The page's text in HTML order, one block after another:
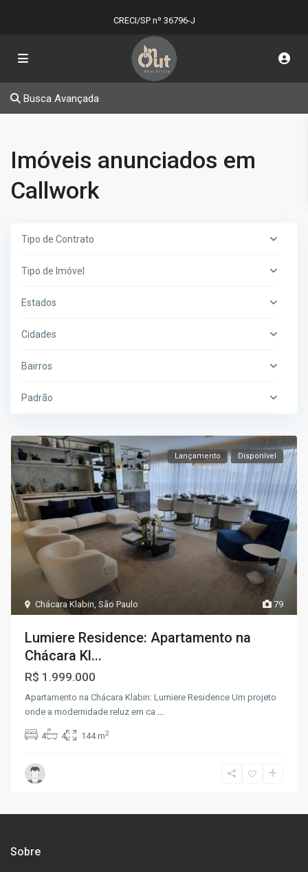
CRECI/SP nº 36796-J
Busca Avançada
Imóveis anunciados em
Callwork
Tipo de Contrato
Tipo de Imóvel
Estados
Cidades
Bairros
Padrão
79
Chácara Klabin ,São Paulo
Lançamento Disponível
Lumiere Residence: Apartamento na
Chácara Kl...
R$ 1.999.000
Apartamento na Chácara Klabin: Lumiere Residence Um projeto
onde a modernidade reluz em ca
4 4 144 m2
Sobre